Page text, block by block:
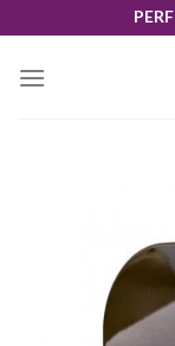
to
content